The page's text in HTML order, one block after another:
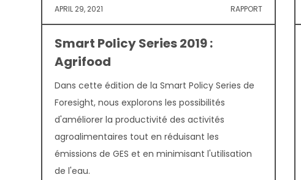
APRIL 29, 2021 RAPPORT
Smart Policy Series 2019 :
Agrifood
Dans cette édition de la Smart Policy Series de
Foresight, nous explorons les possibilités
d'améliorer la productivité des activités
agroalimentaires tout en réduisant les
émissions de GES et en minimisant l'utilisation
de l'eau.